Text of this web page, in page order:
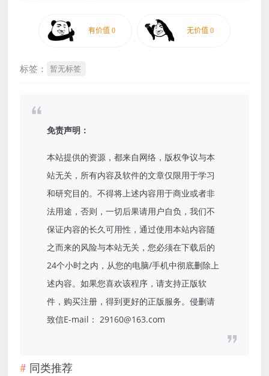
标签： 暂无标签
免责声明：
本站提供的资源，都来自网络，版权争议与本
站无关，所有内容及软件的文章仅限用于学习
和研究目的。不得将上述内容用于商业或者非
法用途，否则，一切后果请用户自负，我们不
保证内容的长久可用性，通过使用本站内容随
之而来的风险与本站无关，您必须在下载后的
24个小时之内，从您的电脑/手机中彻底删除上
述内容。如果您喜欢该程序，请支持正版软
件，购买注册，得到更好的正版服务。侵删请
致信E-mail： 29160@163.com
同类推荐